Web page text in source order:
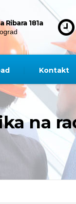
Ribara 181a
Kontakt
na